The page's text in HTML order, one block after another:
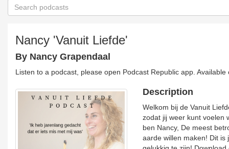
Nancy 'Vanuit Liefde'
By Nancy Grapendaal
Listen to a podcast, please open Podcast Republic app.
Description
Welkom bij de Vanuit
zodat jij weer kunt voelen
ben Nancy, De meest
aarde willen maken! Dit is